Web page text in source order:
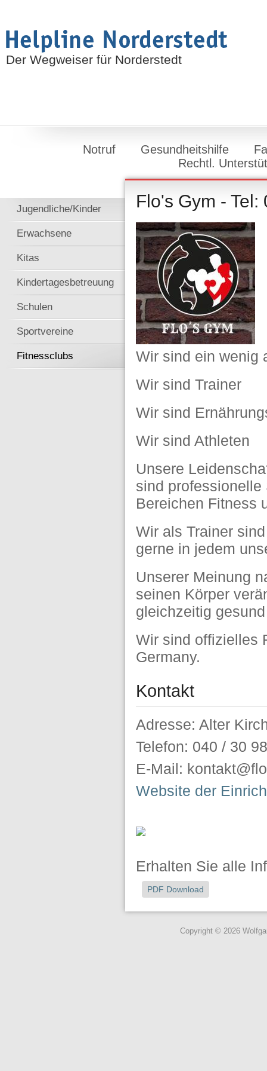
Der Wegweiser für Norderstedt
Notruf Gesundheitshilfe
Rechtl.
Jugendliche/Kinder
Erwachsene
Kitas
Kindertagesbetreuung
Schulen
Sportvereine
Fitnessclubs
Flo's Gym -
Wir sind ein wenig
Wir sind Trainer
Wir sind
Wir sind Athleten
Unsere
sind professionelle
Bereichen Fitness
Wir als Trainer
gerne in jedem
Unserer Meinung
seinen Körper
gleichzeitig
Wir sind offizielles
Germany.
Kontakt
Adresse: Alter
Telefon: 040 / 30
E-Mail:
Website der
Erhalten Sie alle
PDF Download
Copyright © 2026